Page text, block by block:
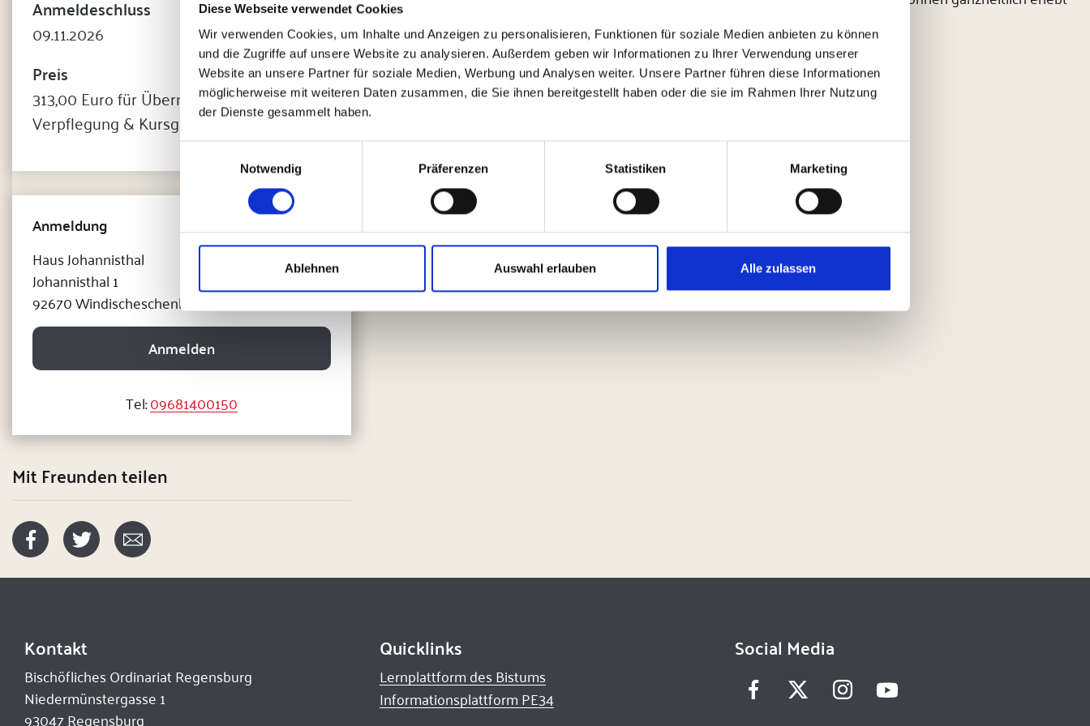
Diese Webseite verwendet Cookies
Wir verwenden Cookies, um Inhalte und Anzeigen zu personalisieren, Funktionen für soziale Medien anbieten zu können
und die Zugriffe auf unsere Website zu analysieren. Außerdem geben wir Informationen zu Ihrer Verwendung unserer
Website an unsere Partner für soziale Medien, Werbung und Analysen weiter. Unsere Partner führen diese Informationen
möglicherweise mit weiteren Daten zusammen, die Sie ihnen bereitgestellt haben oder die sie im Rahmen Ihrer Nutzung
der Dienste gesammelt haben.
Notwendig
Präferenzen Statistiken Marketing
Ablehnen Auswahl erlauben Alle zulassen
Anmeldeschluss
09.11.2026
Preis
313,00 Euro für Übernachtung,
Verpflegung & Kursgebühr
Anmeldung
Haus Johannisthal
Johannisthal 1
92670 Windischeschenbach
Anmelden
Tel:09681400150
Mit Freunden teilen
werden.
Neben den Werkeinheiten gibt es kurze Impulse mit den Figuren.
Leitung:Frau Gertraud Baldauf
Fr 13.11.26 18:00 Uhr bis
So 15.11.26 13:00 Uhr
Details und was mitzubringen ist finden Sie
hier:
Kontakt
Bischöfliches Ordinariat Regensburg
Niedermünstergasse 1
93047 Regensburg
Quicklinks
Lernplattform des Bistums
Informationsplattform PE34
Social Media